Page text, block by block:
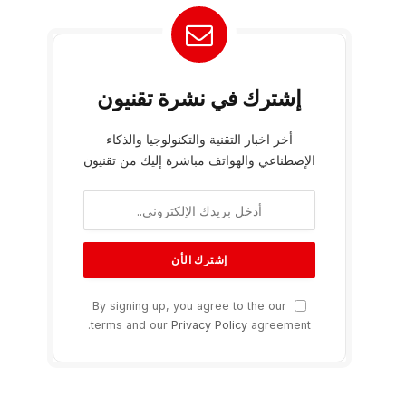
إشترك في نشرة تقنيون
أخر اخبار التقنية والتكنولوجيا والذكاء
الإصطناعي والهواتف مباشرة إليك من تقنيون
By signing up, you agree to the our
terms and our Privacy Policy agreement.